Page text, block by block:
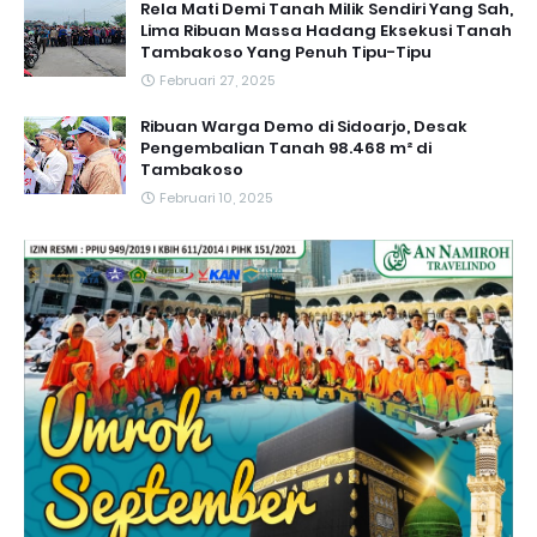
Rela Mati Demi Tanah Milik Sendiri Yang Sah,
Lima Ribuan Massa Hadang Eksekusi Tanah
Tambakoso Yang Penuh Tipu-Tipu
Februari 27, 2025
Ribuan Warga Demo di Sidoarjo, Desak
Pengembalian Tanah 98.468 m² di
Tambakoso
Februari 10, 2025